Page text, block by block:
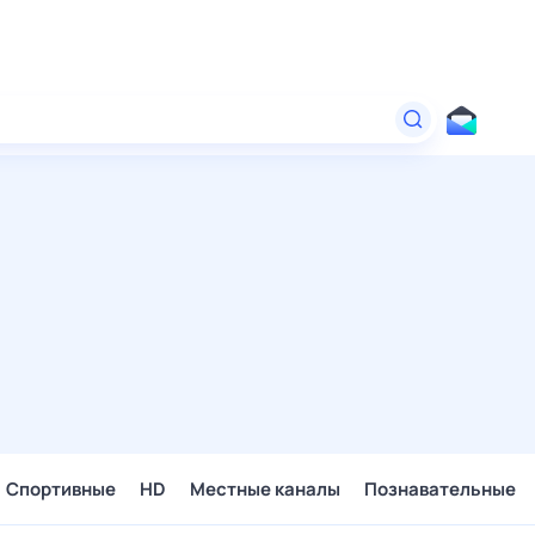
Спортивные HD Местные каналы Познавательные